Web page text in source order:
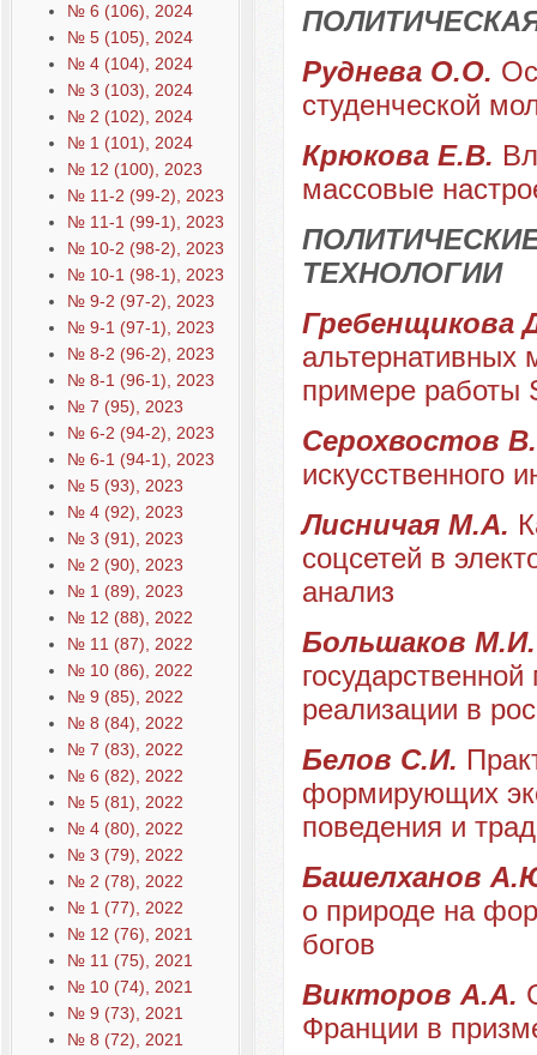
№ 6 (106), 2024
№ 5 (105), 2024
№ 4 (104), 2024
№ 3 (103), 2024
№ 2 (102), 2024
№ 1 (101), 2024
№ 12 (100), 2023
№ 11-2 (99-2), 2023
№ 11-1 (99-1), 2023
№ 10-2 (98-2), 2023
№ 10-1 (98-1), 2023
№ 9-2 (97-2), 2023
№ 9-1 (97-1), 2023
№ 8-2 (96-2), 2023
№ 8-1 (96-1), 2023
№ 7 (95), 2023
№ 6-2 (94-2), 2023
№ 6-1 (94-1), 2023
№ 5 (93), 2023
№ 4 (92), 2023
№ 3 (91), 2023
№ 2 (90), 2023
№ 1 (89), 2023
№ 12 (88), 2022
№ 11 (87), 2022
№ 10 (86), 2022
№ 9 (85), 2022
№ 8 (84), 2022
№ 7 (83), 2022
№ 6 (82), 2022
№ 5 (81), 2022
№ 4 (80), 2022
№ 3 (79), 2022
№ 2 (78), 2022
№ 1 (77), 2022
№ 12 (76), 2021
№ 11 (75), 2021
№ 10 (74), 2021
№ 9 (73), 2021
№ 8 (72), 2021
Руднева О.О.
студенческой
Крюкова Е.В.
массовые
ТЕХНОЛОГИИ
Гребенщикова
альтернативных
примере работы
Серохвостов
искусственного
Лисничая М.А.
соцсетей в
анализ
Большаков
реализации в
Белов С.И.
формирующих
поведения и
Башелханов
о природе на
богов
Викторов А.А.
Франции в